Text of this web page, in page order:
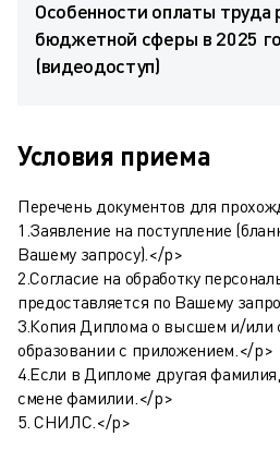
Особенности оплаты труда
бюджетной сферы в 2025
(видеодоступ)
Условия приема
Перечень документов для
1.Заявление на поступление
Вашему запросу).</p>
2.Согласие на обработку
предоставляется по Вашему
3.Копия Диплома о высшем и/или
образовании с приложением.</p>
4.Если в Дипломе другая
смене фамилии.</p>
5. СНИЛС.</p>